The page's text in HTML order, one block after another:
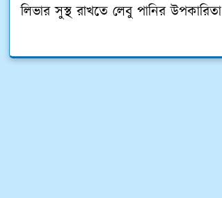
লিভার সুস্থ রাখতে লেবু পানির উপকারিতা